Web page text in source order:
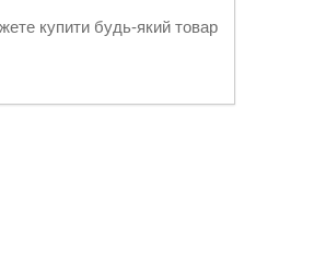
купити будь-який товар